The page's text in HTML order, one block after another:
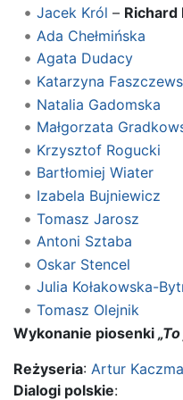
Jacek Król – Richard
Ada Chełmińska
Agata Dudacy
Katarzyna
Natalia Gadomska
Małgorzata
Krzysztof Rogucki
Bartłomiej Wiater
Izabela Bujniewicz
Tomasz Jarosz
Antoni Sztaba
Oskar Stencel
Julia Kołakowska-
Tomasz Olejnik
Wykonanie piosenki
Reżyseria: Artur
Dialogi polskie: